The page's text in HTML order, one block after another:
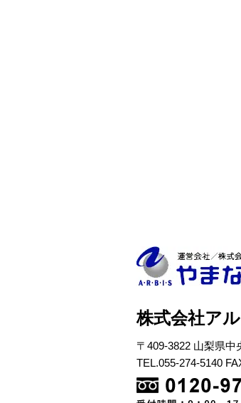
株式会社ア
〒409-3822 山梨県中
TEL.055-274-5140